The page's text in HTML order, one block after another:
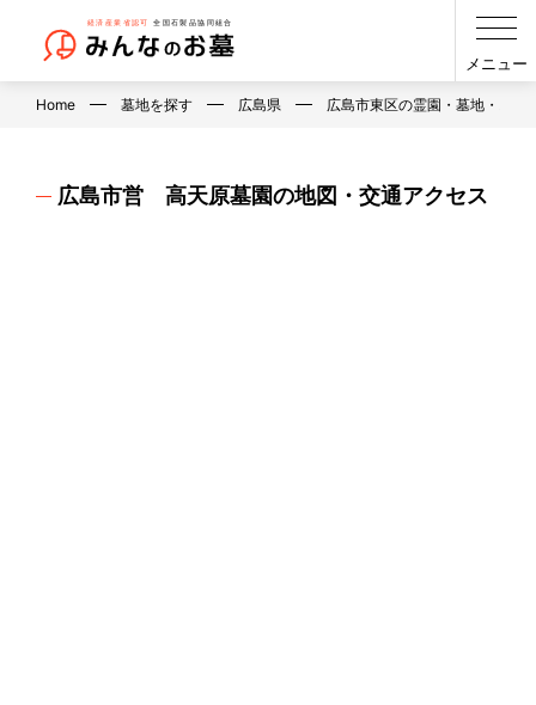
メニュー
Home 墓地を探す 広島県 広島市東区の霊園・墓地・お墓
広島市営 高天原墓園の地図・交通アクセス